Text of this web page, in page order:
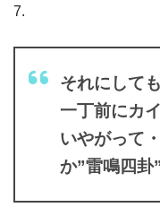
7.
それにして
一丁前にカ
いやがって
か”雷鳴四卦